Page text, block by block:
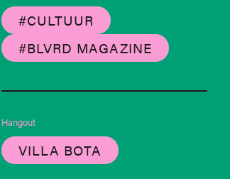
#CULTUUR
#BLVRD MAGAZINE
Hangout
VILLA BOTA